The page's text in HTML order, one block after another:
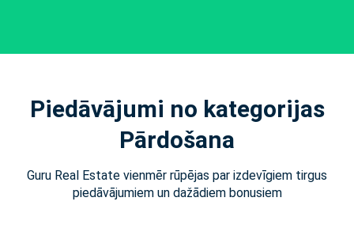
Piedāvājumi no kategorijas
Pārdošana
Guru Real Estate vienmēr rūpējas par izdevīgiem tirgus
piedāvājumiem un dažādiem bonusiem